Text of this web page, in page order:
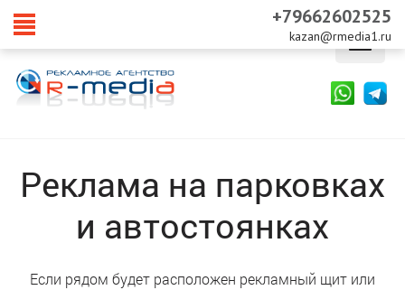
content
+79662602525
kazan@rmedia1.ru
Реклама на парковках
и автостоянках
Если рядом будет расположен рекламный щит или